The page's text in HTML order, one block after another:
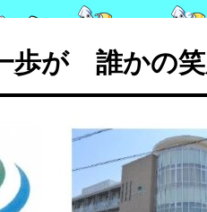
歩が 誰かの笑